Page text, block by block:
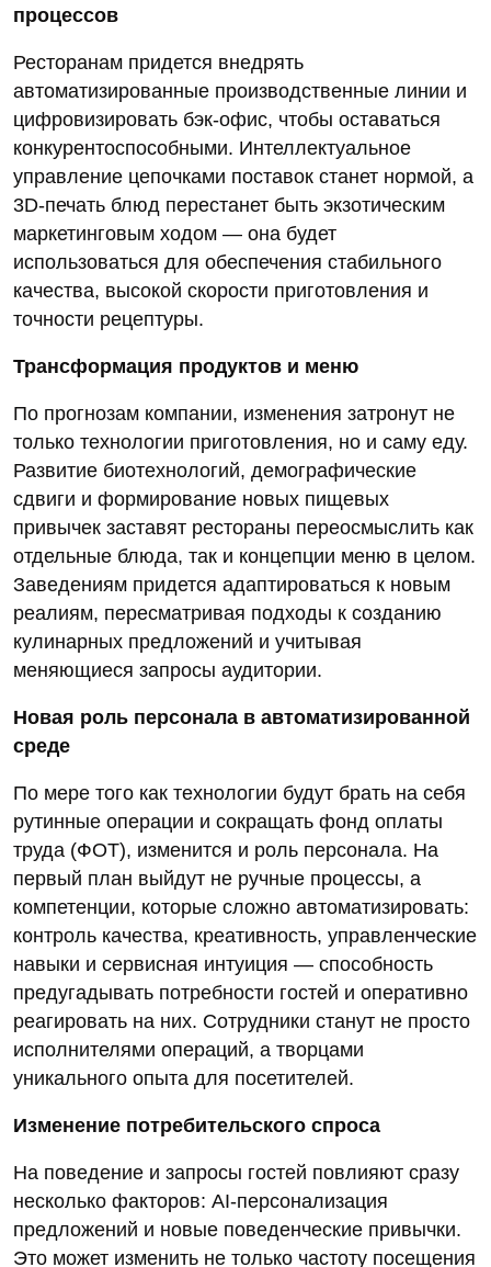
процессов
Ресторанам придется внедрять
автоматизированные производственные линии и
цифровизировать бэк‑офис, чтобы оставаться
конкурентоспособными. Интеллектуальное
управление цепочками поставок станет нормой, а
3D‑печать блюд перестанет быть экзотическим
маркетинговым ходом — она будет
использоваться для обеспечения стабильного
качества, высокой скорости приготовления и
точности рецептуры.
Трансформация продуктов и меню
По прогнозам компании, изменения затронут не
только технологии приготовления, но и саму еду.
Развитие биотехнологий, демографические
сдвиги и формирование новых пищевых
привычек заставят рестораны переосмыслить как
отдельные блюда, так и концепции меню в целом.
Заведениям придется адаптироваться к новым
реалиям, пересматривая подходы к созданию
кулинарных предложений и учитывая
меняющиеся запросы аудитории.
Новая роль персонала в автоматизированной
среде
По мере того как технологии будут брать на себя
рутинные операции и сокращать фонд оплаты
труда (ФОТ), изменится и роль персонала. На
первый план выйдут не ручные процессы, а
компетенции, которые сложно автоматизировать:
контроль качества, креативность, управленческие
навыки и сервисная интуиция — способность
предугадывать потребности гостей и оперативно
реагировать на них. Сотрудники станут не просто
исполнителями операций, а творцами
уникального опыта для посетителей.
Изменение потребительского спроса
На поведение и запросы гостей повлияют сразу
несколько факторов: AI‑персонализация
предложений и новые поведенческие привычки.
Это может изменить не только частоту посещения